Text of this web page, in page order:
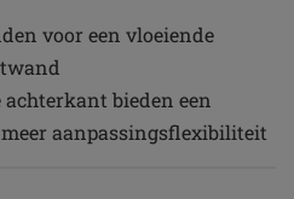
voor een vloeiende
bieden een
aanpassingsflexibiliteit